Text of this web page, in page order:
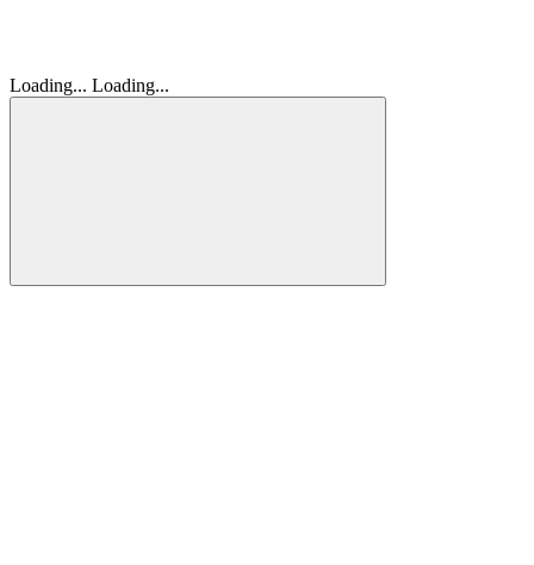
Loading... Loading...